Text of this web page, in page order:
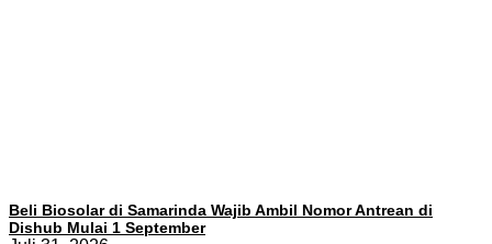
Beli Biosolar di Samarinda Wajib Ambil Nomor Antrean di
Dishub Mulai 1 September